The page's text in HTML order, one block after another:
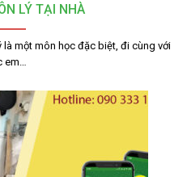
LÝ TẠI NHÀ
là một môn học đặc biệt, đi cùng với
em…